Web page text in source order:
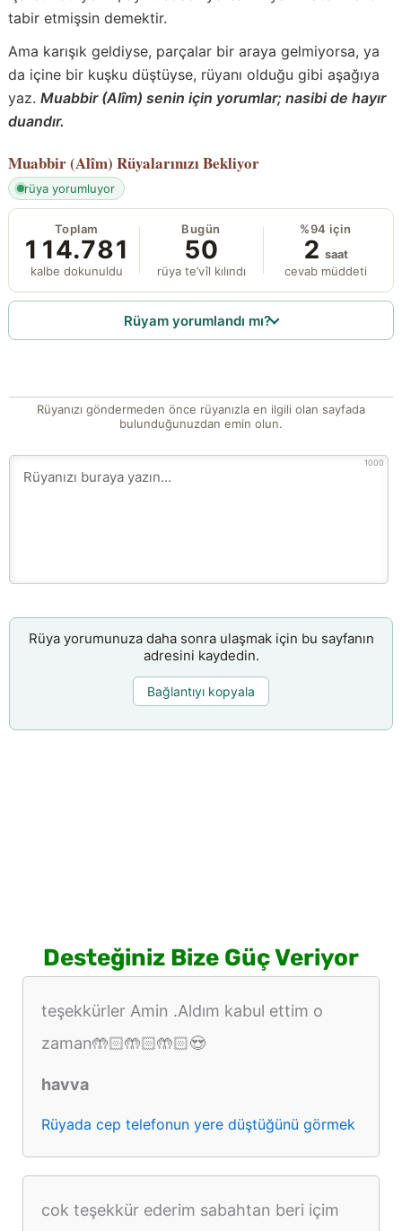
tabir etmişsin demektir.
Ama karışık geldiyse, parçalar bir araya gelmiyorsa, ya
da içine bir kuşku düştüyse, rüyanı olduğu gibi aşağıya
yaz. Muabbir (Alîm) senin için yorumlar; nasibi de hayır
duandır.
Muabbir (Alîm) Rüyalarınızı Bekliyor
rüya yorumluyor
Toplam
114.781
kalbe dokunuldu
Bugün
50
rüya te’vîl kılındı
%94 için
2 saat
cevab müddeti
Rüyam yorumlandı mı?
Rüyanızı göndermeden önce rüyanızla en ilgili olan sayfada
bulunduğunuzdan emin olun.
1000
Rüya yorumunuza daha sonra ulaşmak için bu sayfanın
adresini kaydedin.
Bağlantıyı kopyala
Desteğiniz Bize Güç Veriyor
teşekkürler Amin .Aldım kabul ettim o
zaman🤲🏻🤲🏻🤲🏻😍
havva
Rüyada cep telefonun yere düştüğünü görmek
cok teşekkür ederim sabahtan beri içim